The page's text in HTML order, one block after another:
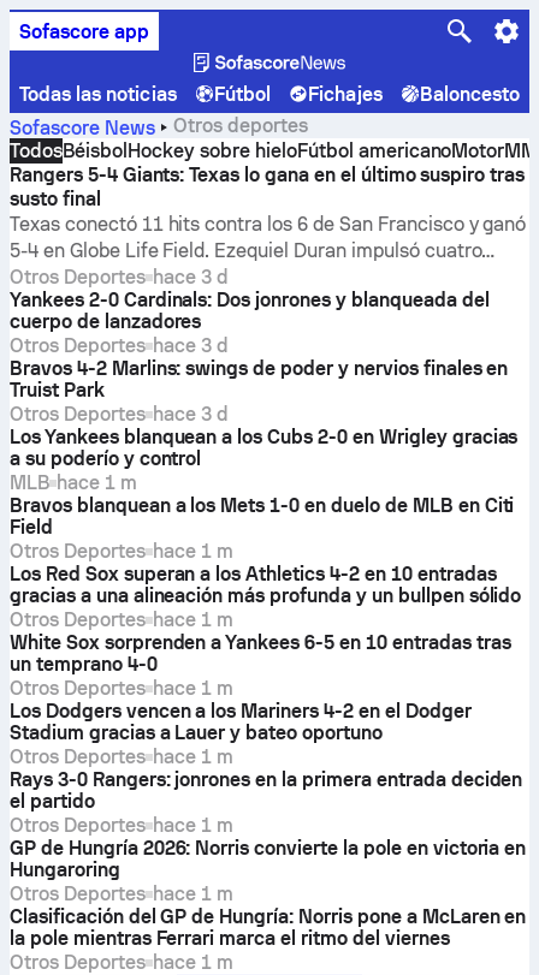
Sofascore app
Todas las noticias Fútbol Fichajes
Baloncesto
Sofascore News
Otros deportes
TodosBéisbol Hockey sobre hieloFútbol americanoMotor
Rangers 5-4 Giants: Texas lo gana en el último suspiro tras
susto final
Texas conectó 11 hits contra los 6 de San Francisco y ganó
5-4 en Globe Life Field. Ezequiel Duran impulsó cuatro
carreras, MacKenzie Gore lanzó seis entradas en blanco y
el bullpen resistió un noveno inning caótico.
Otros Deportes hace 3 d
Yankees 2-0 Cardinals: Dos jonrones y blanqueada del
cuerpo de lanzadores
Otros Deportes hace 3 d
Bravos 4-2 Marlins: swings de poder y nervios finales en
Truist Park
Otros Deportes hace 3 d
Los Yankees blanquean a los Cubs 2-0 en Wrigley gracias
a su poderío y control
MLB hace 1 m
Bravos blanquean a los Mets 1-0 en duelo de MLB en Citi
Field
Otros Deportes hace 1 m
Los Red Sox superan a los Athletics 4-2 en 10 entradas
gracias a una alineación más profunda y un bullpen sólido
Otros Deportes hace 1 m
White Sox sorprenden a Yankees 6-5 en 10 entradas tras
un temprano 4-0
Otros Deportes hace 1 m
Los Dodgers vencen a los Mariners 4-2 en el Dodger
Stadium gracias a Lauer y bateo oportuno
Otros Deportes hace 1 m
Rays 3-0 Rangers: jonrones en la primera entrada deciden
el partido
Otros Deportes hace 1 m
GP de Hungría 2026: Norris convierte la pole en victoria en
Hungaroring
Otros Deportes hace 1 m
Clasificación del GP de Hungría: Norris pone a McLaren en
la pole mientras Ferrari marca el ritmo del viernes
Otros Deportes hace 1 m